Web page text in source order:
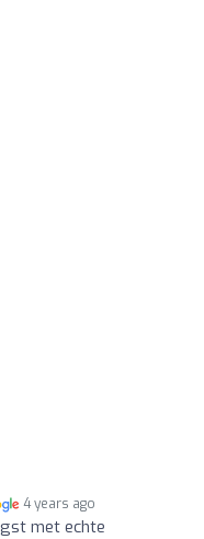
4 years ago
met echte